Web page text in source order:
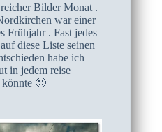
Bilder Monat .
war einer
Frühjahr . Fast jedes
diese Liste seinen
habe ich
in jedem reise
könnte 🙂